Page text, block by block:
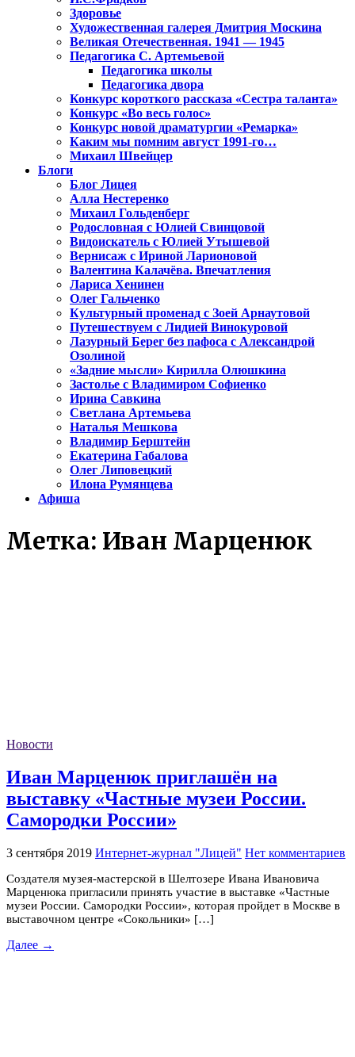
Здоровье
Художественная галерея Дмитрия Москина
Великая Отечественная. 1941 — 1945
Педагогика С. Артемьевой
Педагогика школы
Педагогика двора
Конкурс короткого рассказа «Сестра таланта»
Конкурс «Во весь голос»
Конкурс новой драматургии «Ремарка»
Каким мы помним август 1991-го…
Михаил Швейцер
Блоги
Блог Лицея
Алла Нестеренко
Михаил Гольденберг
Родословная с Юлией Свинцовой
Видоискатель с Юлией Утышевой
Вернисаж с Ириной Ларионовой
Валентина Калачёва. Впечатления
Лариса Хенинен
Олег Гальченко
Культурный променад с Зоей Арнаутовой
Путешествуем с Лидией Винокуровой
Лазурный Берег без пафоса с Александрой
Озолиной
«Задние мысли» Кирилла Олюшкина
Застолье с Владимиром Софиенко
Ирина Савкина
Светлана Артемьева
Наталья Мешкова
Владимир Берштейн
Екатерина Габалова
Олег Липовецкий
Илона Румянцева
Афиша
Метка: Иван Марценюк
Новости
Иван Марценюк приглашён на
выставку «Частные музеи России.
Самородки России»
3 сентября 2019 Интернет-журнал "Лицей" Нет комментариев
Создателя музея-мастерской в Шелтозере Ивана Ивановича
Марценюка пригласили принять участие в выставке «Частные
музеи России. Самородки России», которая пройдет в Москве в
выставочном центре «Сокольники» […]
Далее →